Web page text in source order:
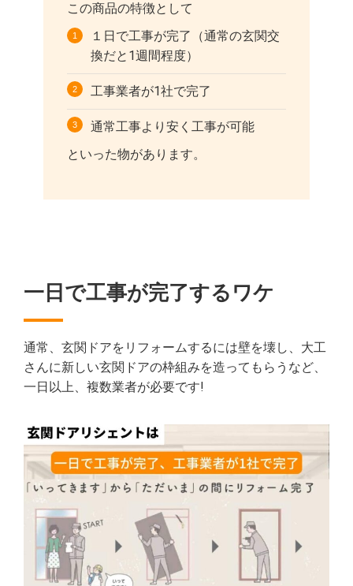
この商品の特徴として
１日で工事が完了（通常の玄関交
換だと1週間程度）
工事業者が1社で完了
通常工事より安く工事が可能
といった物があります。
一日で工事が完了するワケ
通常、玄関ドアをリフォームするには壁を壊し、大工
さんに新しい玄関ドアの枠組みを造ってもらうなど、
一日以上、複数業者が必要です!